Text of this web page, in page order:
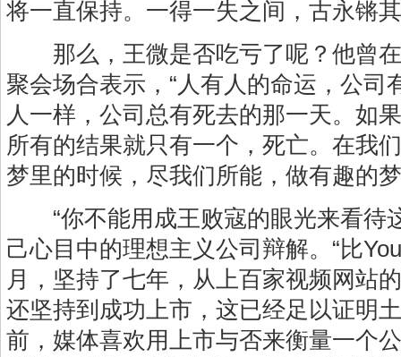
将一直保持。一得一失之间，古永锵
那么，王微是否吃亏了呢？他曾在
聚会场合表示，“人有人的命运，公司
人一样，公司总有死去的那一天。如
所有的结果就只有一个，死亡。在我
梦里的时候，尽我们所能，做有趣的
“你不能用成王败寇的眼光来看待
己心目中的理想主义公司辩解。“比
月，坚持了七年，从上百家视频网站
还坚持到成功上市，这已经足以证明
前，媒体喜欢用上市与否来衡量一个